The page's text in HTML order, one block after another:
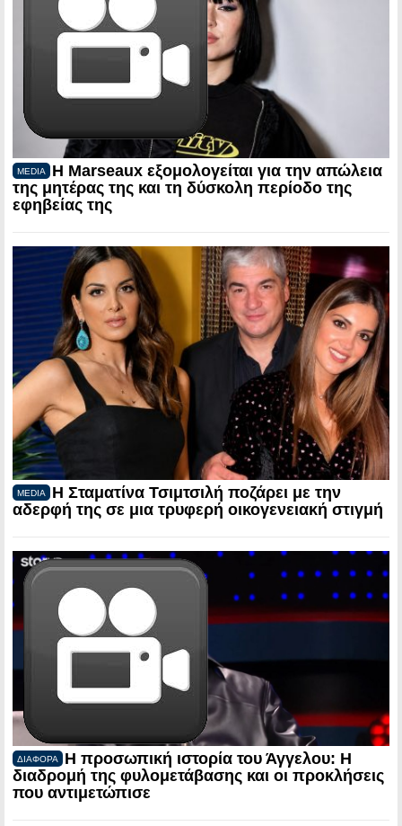
MEDIA
Η Marseaux εξομολογείται για την απώλεια
της μητέρας της και τη δύσκολη περίοδο της
εφηβείας της
MEDIA
Η Σταματίνα Τσιμτσιλή ποζάρει με την
αδερφή της σε μια τρυφερή οικογενειακή στιγμή
ΔΙΑΦΟΡΑ
Η προσωπική ιστορία του Άγγελου: Η
διαδρομή της φυλομετάβασης και οι προκλήσεις
που αντιμετώπισε